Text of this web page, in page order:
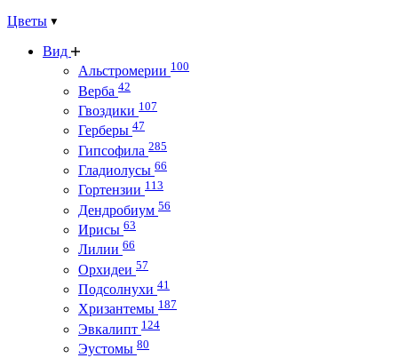
Цветы
Вид
Альстромерии 100
Верба 42
Гвоздики 107
Герберы 47
Гипсофила 285
Гладиолусы 66
Гортензии 113
Дендробиум 56
Ирисы 63
Лилии 66
Орхидеи 57
Подсолнухи 41
Хризантемы 187
Эвкалипт 124
Эустомы 80